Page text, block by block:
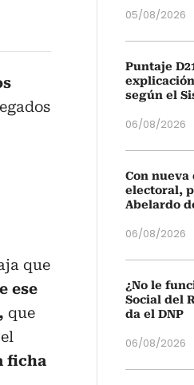
que
ese
que
ficha
05/08/2026
Puntaje
según el
06/08/2026
Con nueva
electoral,
Abelardo
06/08/2026
¿No le
Social del
da el DNP
06/08/2026